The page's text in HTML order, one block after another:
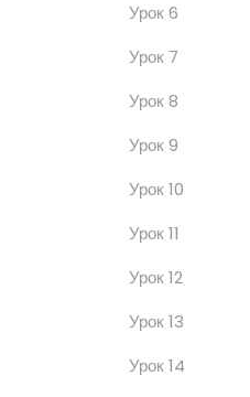
Урок 6
Урок 7
Урок 8
Урок 9
Урок 10
Урок 11
Урок 12
Урок 13
Урок 14